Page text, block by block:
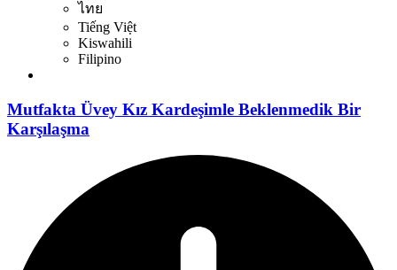
ไทย
Tiếng Việt
Kiswahili
Filipino
Mutfakta Üvey Kız Kardeşimle Beklenmedik Bir
Karşılaşma